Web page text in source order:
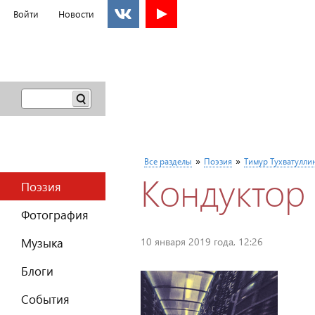
Войти Новости
Форма
Поиск
Главное меню
Поэзия
Фотография
Музыка
Блоги
События
Вы здесь
Все разделы » Поэзия » Тимур
Кондуктор
10 января 2019 года, 12:26